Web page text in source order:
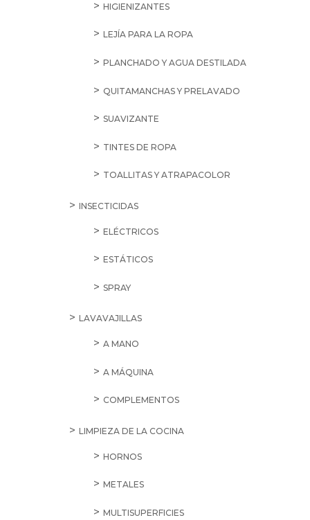
HIGIENIZANTES
LEJÍA PARA LA ROPA
PLANCHADO Y AGUA DESTILADA
QUITAMANCHAS Y PRELAVADO
SUAVIZANTE
TINTES DE ROPA
TOALLITAS Y ATRAPACOLOR
INSECTICIDAS
ELÉCTRICOS
ESTÁTICOS
SPRAY
LAVAVAJILLAS
A MANO
A MÁQUINA
COMPLEMENTOS
LIMPIEZA DE LA COCINA
HORNOS
METALES
MULTISUPERFICIES